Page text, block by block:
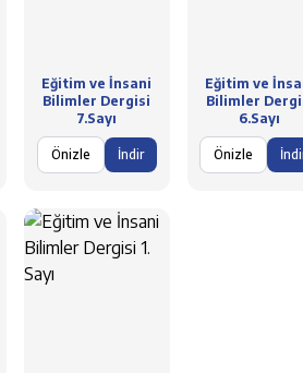
Eğitim ve İnsani
Bilimler Dergisi
7.Sayı
Önizle İndir
Eğitim ve
Bilimler
6.Sayı
Önizle